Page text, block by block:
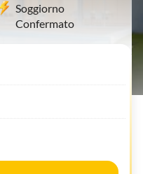
Soggiorno
Confermato